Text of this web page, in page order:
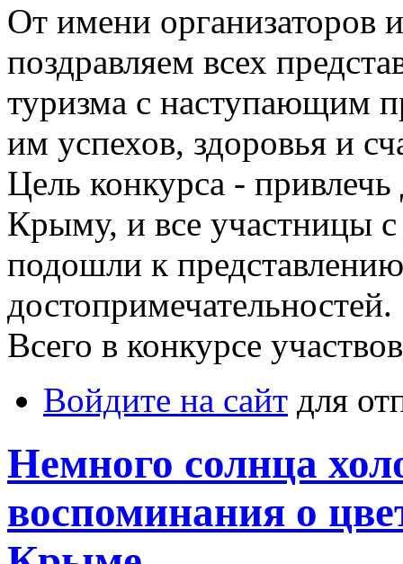
От имени организаторов
поздравляем всех
туризма с наступающим
им успехов, здоровья и
Цель конкурса -
Крыму, и все участницы
подошли к
достопримечательностей.
Всего в конкурсе
Войдите на сайт для
Немного солнца
воспоминания о